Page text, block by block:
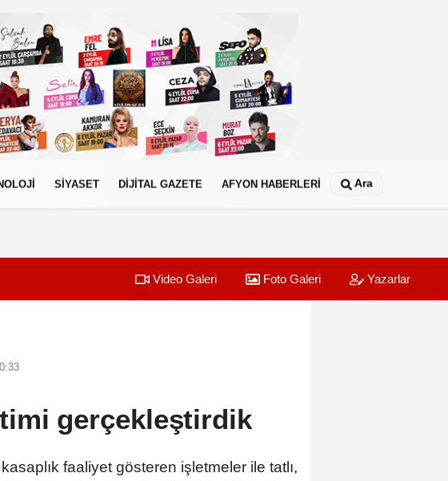
SİYASET DİJİTAL GAZETE AFYON HABERLERİ Ara
Video Galeri Foto Galeri Yazarlar
gerçekleştirdik
faaliyet gösteren işletmeler ile tatlı,